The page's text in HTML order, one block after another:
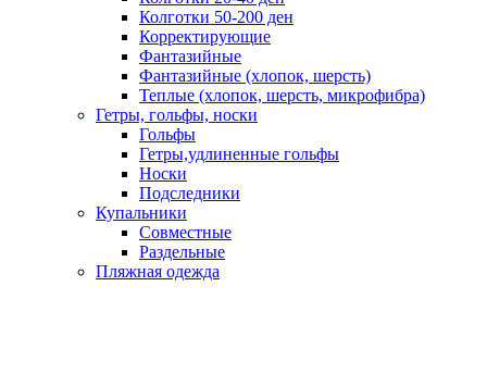
Колготки 50-200 ден
Корректирующие
Фантазийные
Фантазийные (хлопок, шерсть)
Теплые (хлопок, шерсть, микрофибра)
Гетры, гольфы, носки
Гольфы
Гетры,удлиненные гольфы
Носки
Подследники
Купальники
Совместные
Раздельные
Пляжная одежда